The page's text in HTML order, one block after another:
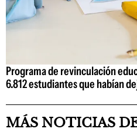
Programa de revinculación
6.812 estudiantes que habían
MÁS NOTICIAS